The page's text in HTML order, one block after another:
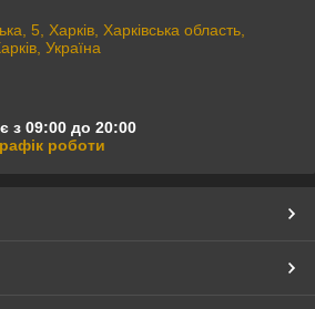
5, Харків, Харківська область,
Україна
з 09:00 до 20:00
роботи